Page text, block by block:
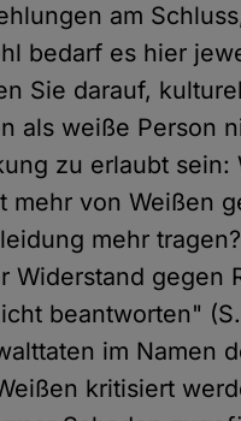
am
bedarf es hier
Sie darauf,
als weiße Person
zu erlaubt
mehr von Weißen
mehr
Widerstand gegen
beantworten"
im Namen
kritisiert